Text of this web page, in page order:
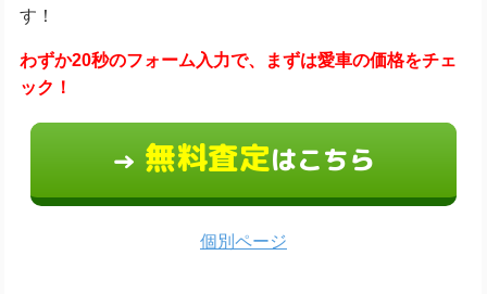
す！
わずか20秒のフォーム入力で、
まずは愛車の価格をチェ
ック！
→ 無料査定はこちら
個別ページ